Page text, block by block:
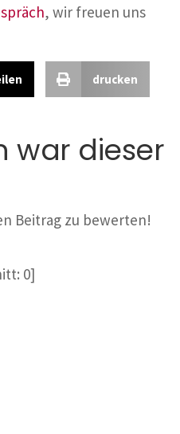
, wir freuen uns
drucken
war dieser
Beitrag zu bewerten!
0]